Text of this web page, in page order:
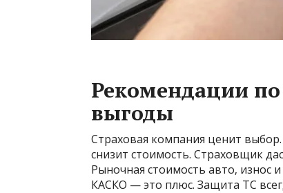
Рекомендации
выгоды
Страховая компания ценит
снизит стоимость. Страховщик
Рыночная стоимость авто‚ износ
КАСКО — это плюс. Защита ТС